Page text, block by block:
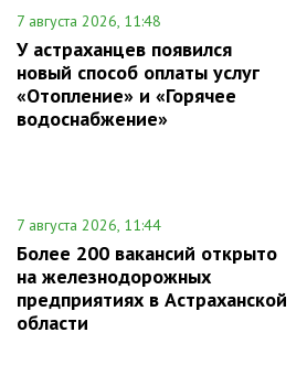
7 августа 2026, 11:48
У астраханцев появился
новый способ оплаты услуг
«Отопление» и «Горячее
водоснабжение»
7 августа 2026, 11:44
Более 200 вакансий открыто
на железнодорожных
предприятиях в Астраханской
области